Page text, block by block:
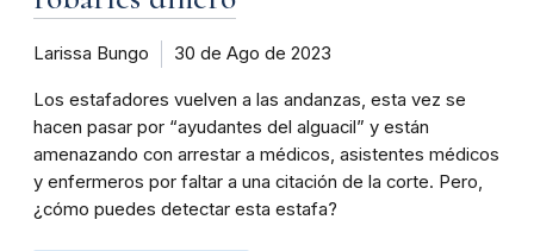
Larissa Bungo 30 de Ago de 2023
Los estafadores vuelven a las andanzas, esta vez se
hacen pasar por “ayudantes del alguacil” y están
amenazando con arrestar a médicos, asistentes médicos
y enfermeros por faltar a una citación de la corte. Pero,
¿cómo puedes detectar esta estafa?